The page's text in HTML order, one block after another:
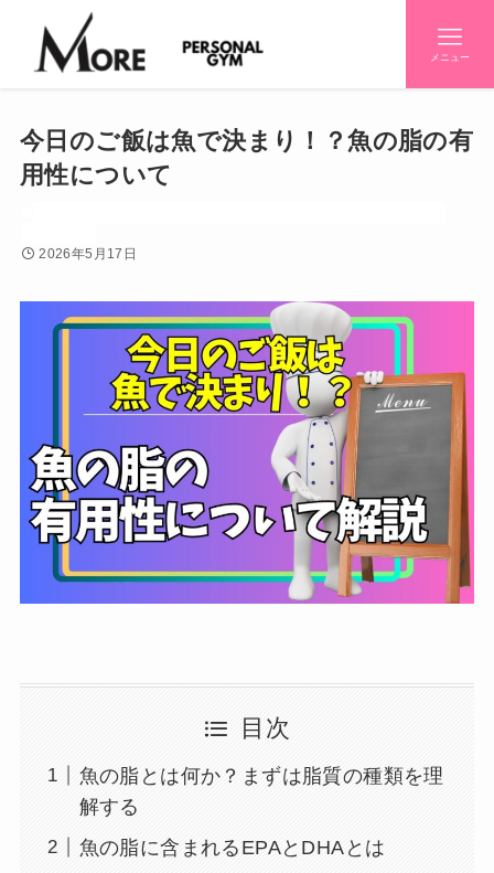
メニュー
今日のご飯は魚で決まり！？魚の脂の有
用性について
2026年5月17日
目次
魚の脂とは何か？まずは脂質の種類を理
解する
魚の脂に含まれるEPAとDHAとは